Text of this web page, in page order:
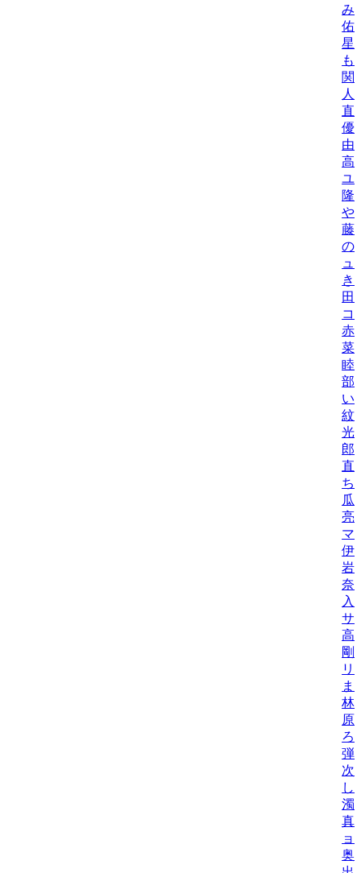
み/
佑
星
も
関
人
直
優/
由
高
ユ/
隆
や
藤
の
ュ
き
田
コ
赤
菜/
睦/
部
い
紋/
光
郎
直
ち
瓜
亮
マ
伊
岩
奈/
入
サ
高
剛
リ
ま
林
原
ろ
弾
次
し
濁/
真/
ョ
奥